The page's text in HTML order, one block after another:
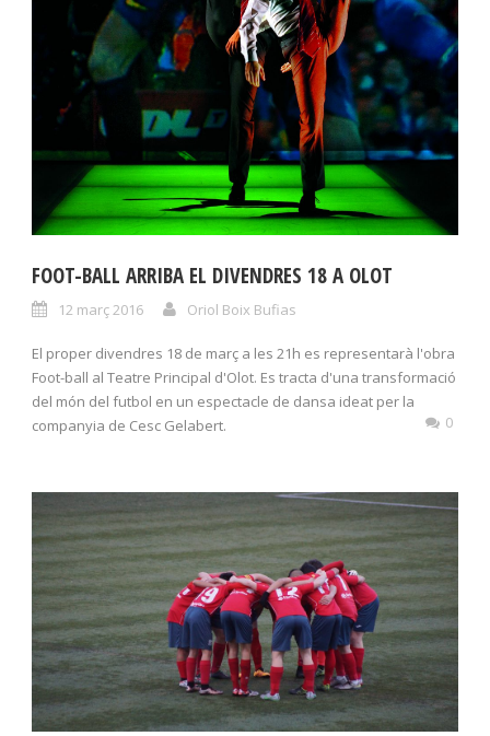
FOOT-BALL ARRIBA EL DIVENDRES 18 A OLOT
12 març 2016 Oriol Boix Bufias
El proper divendres 18 de març a les 21h es representarà l'obra
Foot-ball al Teatre Principal d'Olot. Es tracta d'una transformació
del món del futbol en un espectacle de dansa ideat per la
companyia de Cesc Gelabert.
0